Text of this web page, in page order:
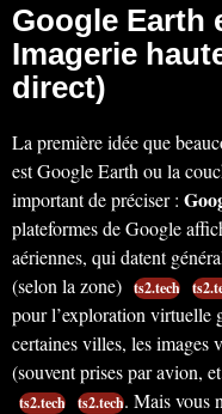
Google Earth
Imagerie
direct)
La première idée que
est Google Earth ou la
important de préciser :
plateformes de Google
aériennes, qui datent
(selon la zone) ts2.tech
pour l’exploration virtuelle
certaines villes, les images
(souvent prises par avion,
ts2.tech ts2.tech. Mais vous